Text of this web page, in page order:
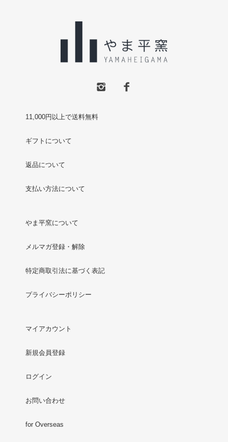
11,000円以上で送料無料
ギフトについて
返品について
支払い方法について
やま平窯について
メルマガ登録・解除
特定商取引法に基づく表記
プライバシーポリシー
マイアカウント
新規会員登録
ログイン
お問い合わせ
for Overseas